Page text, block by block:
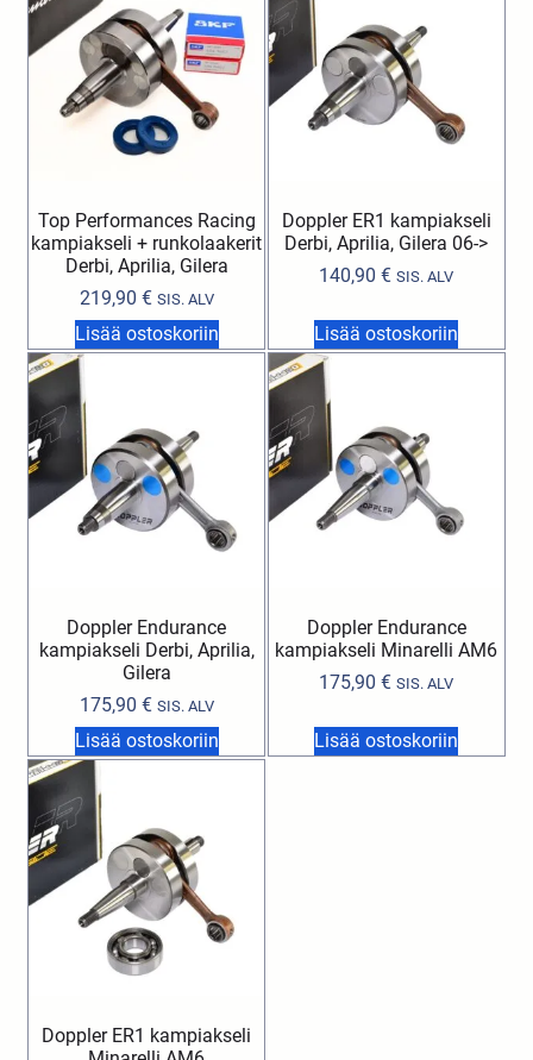
Top Performances Racing
kampiakseli + runkolaakerit
Derbi, Aprilia, Gilera
219,90 € SIS. ALV
Lisää ostoskoriin
Doppler ER1 kampiakseli
Derbi, Aprilia, Gilera 06->
140,90€ SIS. ALV
Lisää ostoskoriin
Doppler Endurance
kampiakseli Derbi, Aprilia,
Gilera
175,90 € SIS. ALV
Lisää ostoskoriin
Doppler Endurance
kampiakseli Minarelli AM6
175,90€ SIS. ALV
Lisää ostoskoriin
Doppler ER1 kampiakseli